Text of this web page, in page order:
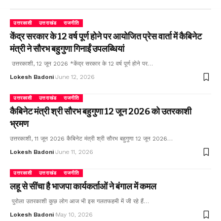
उत्तरकाशी उत्तराखंड राजनीति
केंद्र सरकार के 12 वर्ष पूर्ण होने पर आयोजित प्रेस वार्ता में कैबिनेट
मंत्री ने सौरभ बहुगुणा गिनाईं उपलब्धियां
उत्तरकाशी, 12 जून 2026 *केंद्र सरकार के 12 वर्ष पूर्ण होने पर…
Lokesh Badoni June 12, 2026
उत्तरकाशी उत्तराखंड राजनीति
कैबिनेट मंत्री श्री सौरभ बहुगुणा 12 जून 2026 को उतरकाशी
भ्रमण
उत्तरकाशी, 11 जून 2026 कैबिनेट मंत्री श्री सौरभ बहुगुणा 12 जून 2026…
Lokesh Badoni June 11, 2026
उत्तरकाशी उत्तराखंड राजनीति
लहू से सींचा है भाजपा कार्यकर्ताओं ने बंगाल में कमल
पुरोला उतरकाशी कुछ लोग आज भी इस गलतफहमी में जी रहे हैं…
Lokesh Badoni May 10, 2026